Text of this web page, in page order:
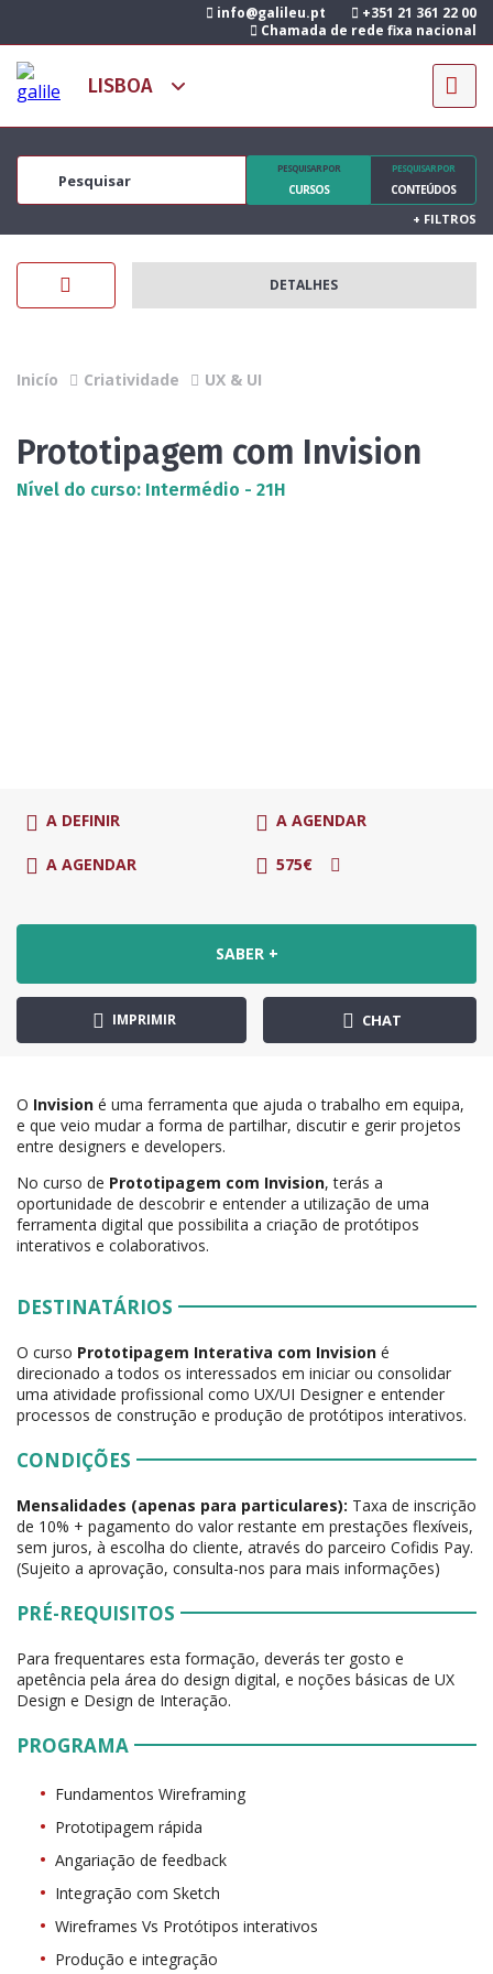
info@galileu.pt
+351 21 361 22 00
Chamada de rede fixa nacional
PESQUISAR POR
CURSOS
PESQUISAR POR
CONTEÚDOS
+ FILTROS
DETALHES
Inicío Criatividade UX & UI
Prototipagem com Invision
Nível do curso: Intermédio - 21H
A DEFINIR A AGENDAR
A AGENDAR 575€
SABER +
IMPRIMIR CHAT
O Invision é uma ferramenta que ajuda o trabalho em equipa,
e que veio mudar a forma de partilhar, discutir e gerir projetos
entre designers e developers.
No curso de Prototipagem com Invision, terás a
oportunidade de descobrir e entender a utilização de uma
ferramenta digital que possibilita a criação de protótipos
interativos e colaborativos.
DESTINATÁRIOS
O curso Prototipagem Interativa com Invision é
direcionado a todos os interessados em iniciar ou consolidar
uma atividade profissional como UX/UI Designer e entender
processos de construção e produção de protótipos interativos.
CONDIÇÕES
Mensalidades (apenas para particulares): Taxa de inscrição
de 10% + pagamento do valor restante em prestações flexíveis,
sem juros, à escolha do cliente, através do parceiro Cofidis Pay.
(Sujeito a aprovação, consulta-nos para mais informações)
PRÉ-REQUISITOS
Para frequentares esta formação, deverás ter gosto e
apetência pela área do design digital, e noções básicas de UX
Design e Design de Interação.
PROGRAMA
Fundamentos Wireframing
Prototipagem rápida
Angariação de feedback
Integração com Sketch
Wireframes Vs Protótipos interativos
Produção e integração